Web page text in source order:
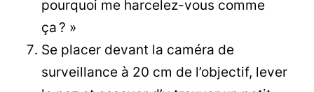
pourquoi me harcelez-vous comme
ça ? »
Se placer devant la caméra de
surveillance à 20 cm de l’objectif, lever